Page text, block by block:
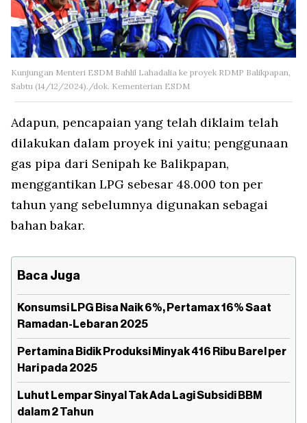
Kunjungan Menteri ESDM Bahlil Lahadalia ke proyek RDMP Balikpapan,
Sabtu (14/12/2024)./dok. Kementerian ESDM
Adapun, pencapaian yang telah diklaim telah
dilakukan dalam proyek ini yaitu; penggunaan
gas pipa dari Senipah ke Balikpapan,
menggantikan LPG sebesar 48.000 ton per
tahun yang sebelumnya digunakan sebagai
bahan bakar.
Baca Juga
Konsumsi LPG Bisa Naik 6%, Pertamax 16% Saat
Ramadan-Lebaran 2025
Pertamina Bidik Produksi Minyak 416 Ribu Barel per
Hari pada 2025
Luhut Lempar Sinyal Tak Ada Lagi Subsidi BBM
dalam 2 Tahun